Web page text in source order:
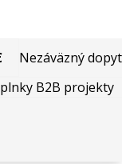
Nezáväzný dopyt
B2B projekty